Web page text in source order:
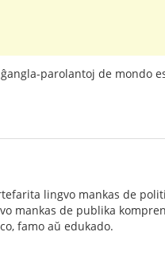
parolantoj de mondo
lingvo mankas de
mankas de publika
famo aŭ edukado.